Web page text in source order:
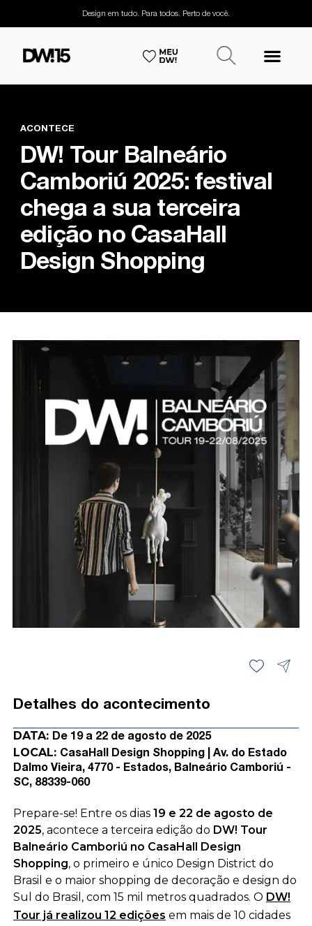
Design em tudo. Para todos. Perto de você.
ACONTECE
DW! Tour Balneário
Camboriú 2025: festival
chega a sua terceira
edição no CasaHall
Design Shopping
Detalhes do acontecimento
DATA: De 19 a 22 de agosto de 2025
LOCAL: CasaHall Design Shopping | Av. do Estado
Dalmo Vieira, 4770 - Estados, Balneário Camboriú -
SC, 88339-060
Prepare-se! Entre os dias 19 e 22 de agosto de
2025, acontece a terceira edição do DW! Tour
Balneário Camboriú no CasaHall Design
Shopping, o primeiro e único Design District do
Brasil e o maior shopping de decoração e design do
Sul do Brasil, com 15 mil metros quadrados. O DW!
Tour já realizou 12 edições em mais de 10 cidades